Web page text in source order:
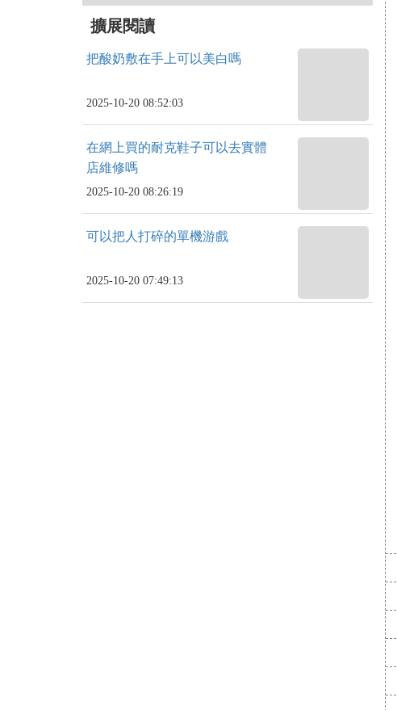
擴展閱讀
把酸奶敷在手上可以美白嗎
2025-10-20 08:52:03
在網上買的耐克鞋子可以去實體
店維修嗎
2025-10-20 08:26:19
可以把人打碎的單機游戲
2025-10-20 07:49:13